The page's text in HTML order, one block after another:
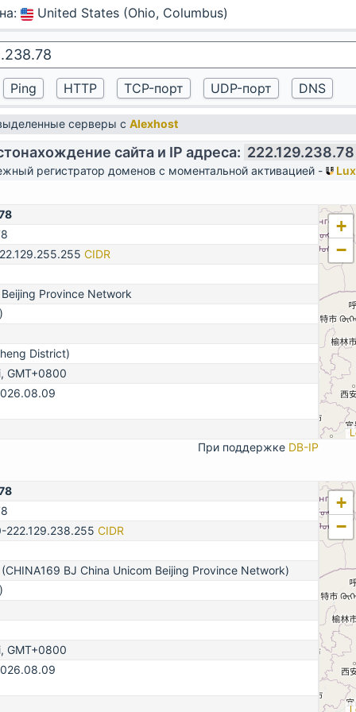
: United States (Ohio, Columbus)
серверы с Alexhost
сайта и IP адреса: 222.129.238.78
регистратор доменов с моментальной активацией -
CIDR
Province Network
District)
GMT+0800
При поддержке DB-IP
+
−
222.129.238.255 CIDR
BJ China Unicom Beijing Province Network)
GMT+0800
+
−